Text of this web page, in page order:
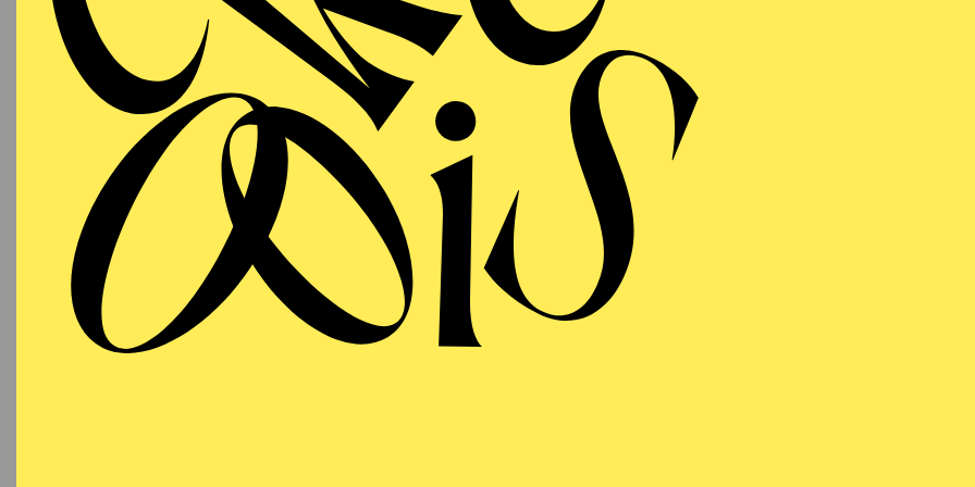
Freiburg, Schauspiel Hannover, Schauspielhaus Köln, Münchner
Bochum, Staatsschauspiel Dresden.
Seine Produktionen zeigt er immer wieder als urbane Intervention an teilweise
Industrieruinen, in abgebrannten Hotels, auf Schiffen, auf Parkplätzen, auf
öffentlichen Raum für Kulturanlässe zu erschließen. Viele Stücke kreisen um
Ungleichheit und Menschrechtsfragen.
Mit dem Autor Lothar Kittstein verbindet ihn eine intensive Zusammenarbeit
«Jetzt!», ein Stadtprojekt während des Corona Lockdowns für das
das Auftragswerk «Land» für die Münchner Kammerspiele.